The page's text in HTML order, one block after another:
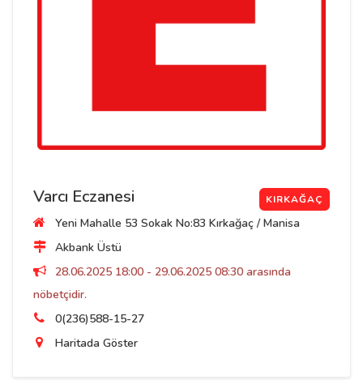
Varcı Eczanesi KIRKAĞAÇ
Yeni Mahalle 53 Sokak No:83 Kırkağaç / Manisa
Akbank Üstü
28.06.2025 18:00 - 29.06.2025 08:30 arasında
nöbetçidir.
0(236)588-15-27
Haritada Göster